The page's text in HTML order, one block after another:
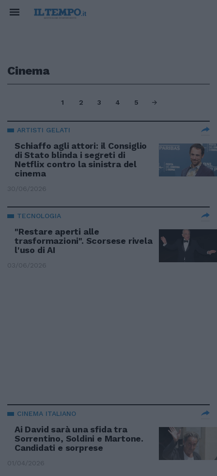
Cinema
1 2 3 4 5
ARTISTI GELATI
Schiaffo agli attori: il Consiglio
di Stato blinda i segreti di
Netflix contro la sinistra del
cinema
30/06/2026
TECNOLOGIA
"Restare aperti alle
trasformazioni". Scorsese rivela
l'uso di AI
03/06/2026
CINEMA ITALIANO
Ai David sarà una sfida tra
Sorrentino, Soldini e Martone.
Candidati e sorprese
01/04/2026